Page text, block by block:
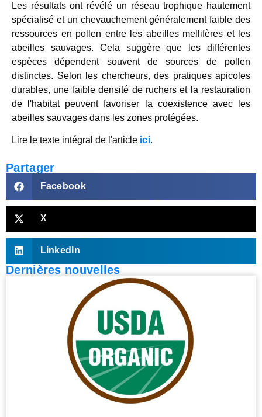
Les résultats ont révélé un réseau trophique hautement
spécialisé et un chevauchement généralement faible des
ressources en pollen entre les abeilles mellifères et les
abeilles sauvages. Cela suggère que les différentes
espèces dépendent souvent de sources de pollen
distinctes. Selon les chercheurs, des pratiques apicoles
durables, une faible densité de ruchers et la restauration
de l'habitat peuvent favoriser la coexistence avec les
abeilles sauvages dans les zones protégées.
Lire le texte intégral de l'article ici.
Partager
Facebook
X
LinkedIn
Dernières nouvelles